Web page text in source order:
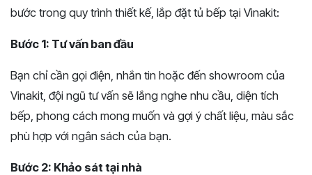
bước trong quy trình thiết kế, lắp đặt tủ bếp tại Vinakit:
Bước 1: Tư vấn ban đầu
Bạn chỉ cần gọi điện, nhắn tin hoặc đến showroom của
Vinakit, đội ngũ tư vấn sẽ lắng nghe nhu cầu, diện tích
bếp, phong cách mong muốn và gợi ý chất liệu, màu sắc
phù hợp với ngân sách của bạn.
Bước 2: Khảo sát tại nhà